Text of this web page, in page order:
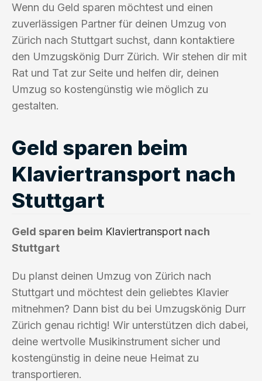
Wenn du Geld sparen möchtest und einen
zuverlässigen Partner für deinen Umzug von
Zürich nach Stuttgart suchst, dann kontaktiere
den Umzugskönig Durr Zürich. Wir stehen dir mit
Rat und Tat zur Seite und helfen dir, deinen
Umzug so kostengünstig wie möglich zu
gestalten.
Geld sparen beim
Klaviertransport nach
Stuttgart
Geld sparen beim Klaviertransport nach
Stuttgart
Du planst deinen Umzug von Zürich nach
Stuttgart und möchtest dein geliebtes Klavier
mitnehmen? Dann bist du bei Umzugskönig Durr
Zürich genau richtig! Wir unterstützen dich dabei,
deine wertvolle Musikinstrument sicher und
kostengünstig in deine neue Heimat zu
transportieren.